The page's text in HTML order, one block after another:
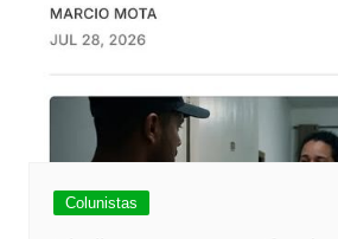
Colunistas